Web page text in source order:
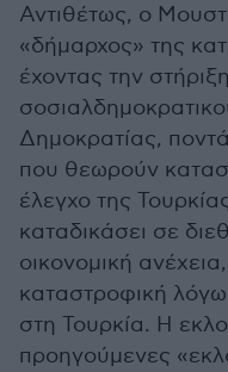
Αντιθέτως, ο
«δήμαρχος» της
έχοντας την
Δημοκρατίας,
που θεωρούν
έλεγχο της
καταδικάσει σε
οικονομική
καταστροφική λόγω
στη Τουρκία. Η
προηγούμενες